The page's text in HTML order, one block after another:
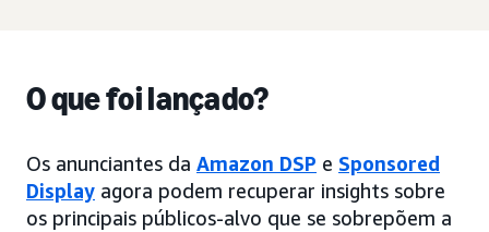
O que foi lançado?
Os anunciantes da Amazon DSP e Sponsored
Display agora podem recuperar insights sobre
os principais públicos-alvo que se sobrepõem a